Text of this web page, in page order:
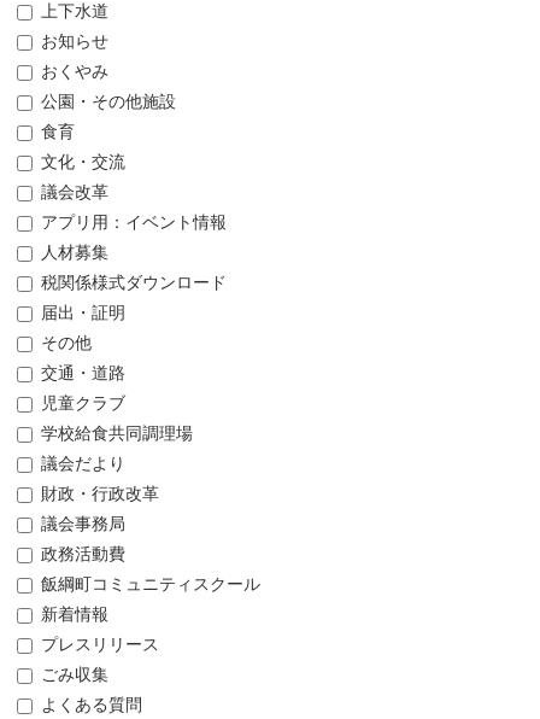
上下水道
お知らせ
おくやみ
公園・その他施設
食育
文化・交流
議会改革
アプリ用：イベント情報
人材募集
税関係様式ダウンロード
届出・証明
その他
交通・道路
児童クラブ
学校給食共同調理場
議会だより
財政・行政改革
議会事務局
政務活動費
飯綱町コミュニティスクール
新着情報
プレスリリース
ごみ収集
よくある質問